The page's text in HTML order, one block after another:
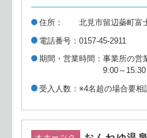
住所
北見市留辺蘂町富
電話番号
0157-45-2911
期間・営業時間
事業所の営
9:00～15:30
受入人数
※4名超の場合要相